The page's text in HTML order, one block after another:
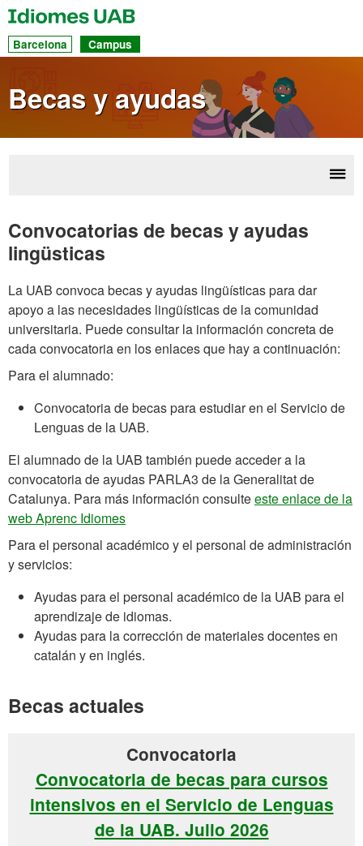
UAB
Barcelona Campus
Becas y ayudas
Convocatorias de becas y ayudas
lingüsticas
La UAB convoca becas y ayudas lingüísticas para dar
apoyo a las necesidades lingüísticas de la comunidad
universitaria. Puede consultar la información concreta de
cada convocatoria en los enlaces que hay a continuación:
Para el alumnado:
Convocatoria de becas para estudiar en el Servicio de
Lenguas de la UAB.
El alumnado de la UAB también puede acceder a la
convocatoria de ayudas PARLA3 de la Generalitat de
Catalunya. Para más información consulteeste enlace de la
web Aprenc Idiomes
Para el personal académico y el personal de administración
y servicios:
Ayudas para el personal académico de la UAB para el
aprendizaje de idiomas.
Ayudas para la corrección de materiales docentes en
catalán y en inglés.
Becas actuales
Convocatoria de becas para cursos
intensivos en el Servicio de Lenguas
de la UAB. Julio 2026